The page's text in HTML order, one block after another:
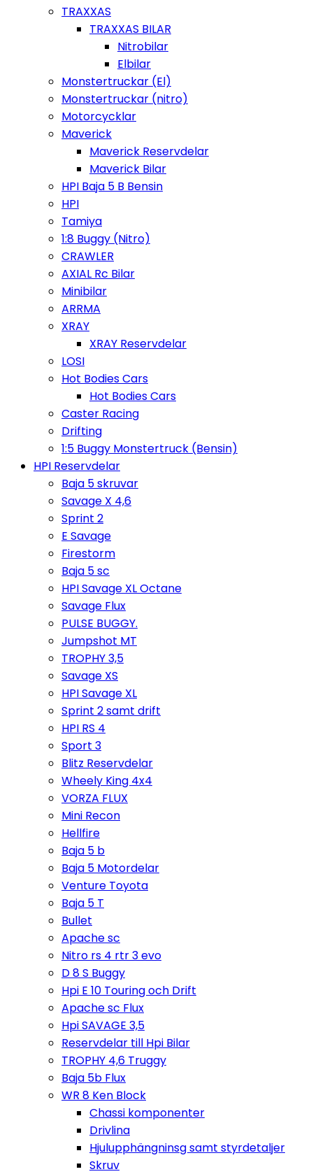
TRAXXAS
TRAXXAS BILAR
Nitrobilar
Elbilar
Monstertruckar (El)
Monstertruckar (nitro)
Motorcycklar
Maverick
Maverick Reservdelar
Maverick Bilar
HPI Baja 5 B Bensin
HPI
Tamiya
1:8 Buggy (Nitro)
CRAWLER
AXIAL Rc Bilar
Minibilar
ARRMA
XRAY
XRAY Reservdelar
LOSI
Hot Bodies Cars
Hot Bodies Cars
Caster Racing
Drifting
1:5 Buggy Monstertruck (Bensin)
HPI Reservdelar
Baja 5 skruvar
Savage X 4,6
Sprint 2
E Savage
Firestorm
Baja 5 sc
HPI Savage XL Octane
Savage Flux
PULSE BUGGY.
Jumpshot MT
TROPHY 3,5
Savage XS
HPI Savage XL
Sprint 2 samt drift
HPI RS 4
Sport 3
Blitz Reservdelar
Wheely King 4x4
VORZA FLUX
Mini Recon
Hellfire
Baja 5 b
Baja 5 Motordelar
Venture Toyota
Baja 5 T
Bullet
Apache sc
Nitro rs 4 rtr 3 evo
D 8 S Buggy
Hpi E 10 Touring och Drift
Apache sc Flux
Hpi SAVAGE 3,5
Reservdelar till Hpi Bilar
TROPHY 4,6 Truggy
Baja 5b Flux
WR 8 Ken Block
Chassi komponenter
Drivlina
Hjulupphängninsg samt styrdetaljer
Skruv